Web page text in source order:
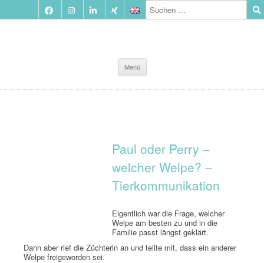
Menü
Inhalt
springen
Paul oder Perry –
welcher Welpe? –
Tierkommunikation
Eigentlich war die Frage, welcher
Welpe am besten zu und in die
Familie passt längst geklärt.
Dann aber rief die Züchterin an und teilte mit, dass ein anderer
Welpe freigeworden sei.